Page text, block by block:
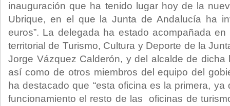
inauguración que ha tenido lugar hoy de la
Ubrique, en el que la Junta de Andalucía ha
euros”. La delegada ha estado acompañada
territorial de Turismo, Cultura y Deporte de la
Jorge Vázquez Calderón, y del alcalde de dicha
así como de otros miembros del equipo del
ha destacado que “esta oficina es la primera,
funcionamiento el resto de las oficinas de